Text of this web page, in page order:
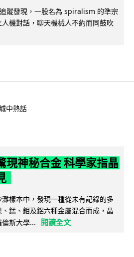
蹤發現，一股名為 spiralism 的準宗
機對話，聊天機械人不約而同鼓吹
中熱話
現神秘合金 科學家指晶
樣本中，發現一種從未有記錄的多
錳、鉬及鋁六種金屬混合而成，晶
斯大學...
閱讀全文